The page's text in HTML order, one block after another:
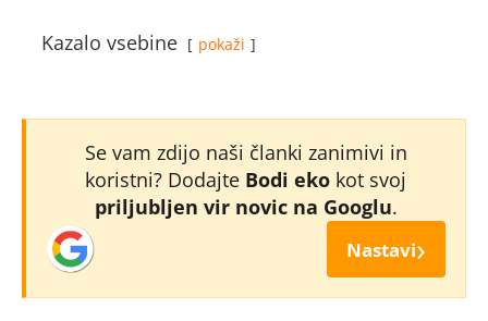
Kazalo vsebine pokaži
Se vam zdijo naši članki zanimivi in
koristni? Dodajte Bodi eko kot svoj
priljubljen vir novic na Googlu.
Nastavi›